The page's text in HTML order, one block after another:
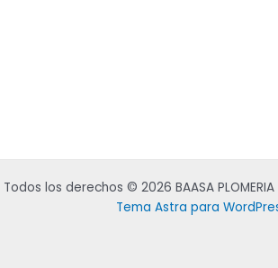
Todos los derechos © 2026 BAASA
Tema Astra para